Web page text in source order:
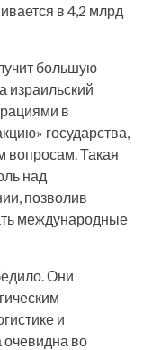
в 4,2 млрд
большую
израильский
в
государства,
вопросам. Такая
над
позволив
международные
Они
и
очевидна во